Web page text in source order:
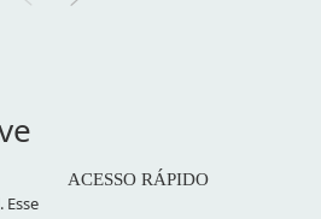
ACESSO RÁPIDO